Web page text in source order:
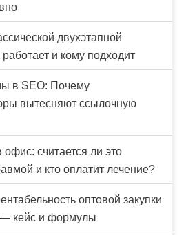
двухэтапной
и кому подходит
в SEO: Почему
вытесняют ссылочную
считается ли это
и кто оплатит лечение?
оптовой закупки
— кейс и формулы